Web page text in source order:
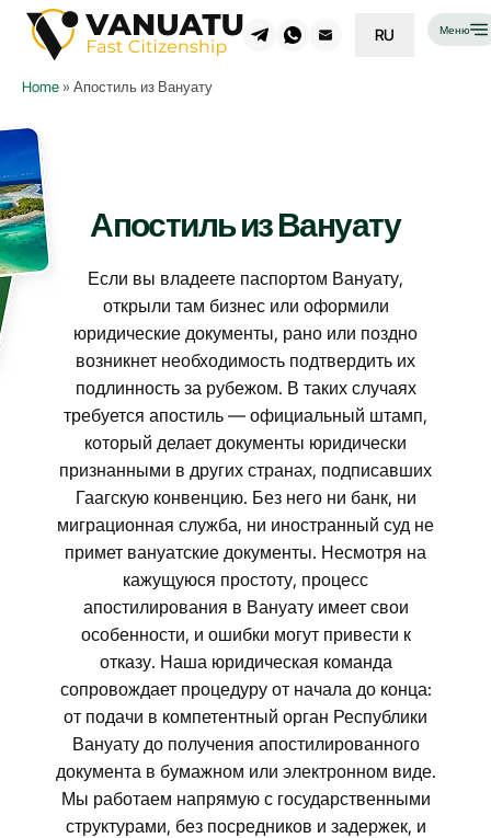
RU Меню
Home» Апостиль из Вануату
Апостиль из Вануату
Если вы владеете паспортом Вануату,
открыли там бизнес или оформили
юридические документы, рано или поздно
возникнет необходимость подтвердить их
подлинность за рубежом. В таких случаях
требуется апостиль — официальный штамп,
который делает документы юридически
признанными в других странах, подписавших
Гаагскую конвенцию. Без него ни банк, ни
миграционная служба, ни иностранный суд не
примет вануатские документы. Несмотря на
кажущуюся простоту, процесс
апостилирования в Вануату имеет свои
особенности, и ошибки могут привести к
отказу. Наша юридическая команда
сопровождает процедуру от начала до конца:
от подачи в компетентный орган Республики
Вануату до получения апостилированного
документа в бумажном или электронном виде.
Мы работаем напрямую с государственными
структурами, без посредников и задержек, и